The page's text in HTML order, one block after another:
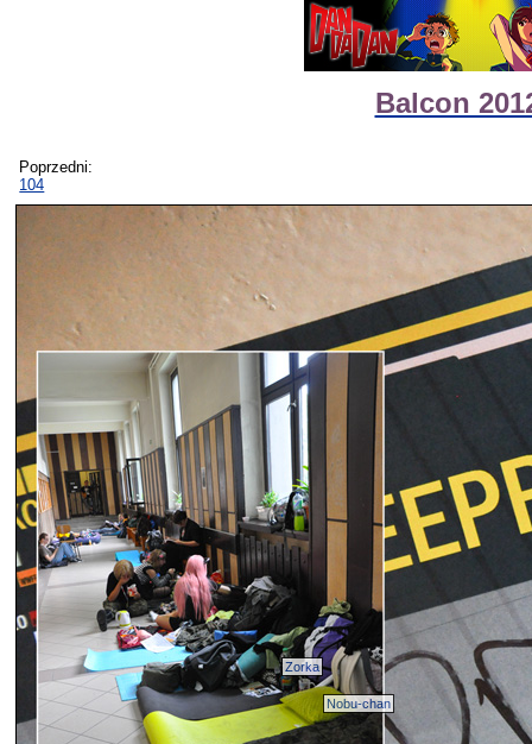
Balcon
Poprzedni:
104
Nobu-chan
Zorka